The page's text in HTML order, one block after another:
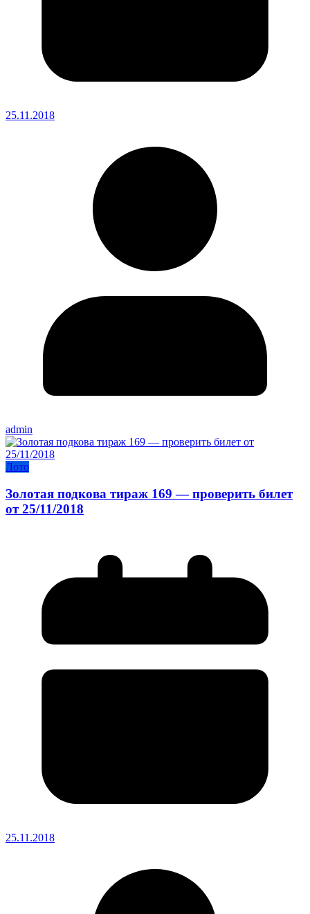
25.11.2018
admin
Лото
Золотая подкова тираж 169 — проверить билет
от 25/11/2018
25.11.2018